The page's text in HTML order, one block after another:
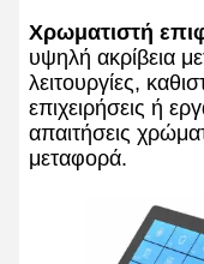
Χρωματιστή
υψηλή ακρίβεια
λειτουργίες,
επιχειρήσεις ή
απαιτήσεις
μεταφορά.